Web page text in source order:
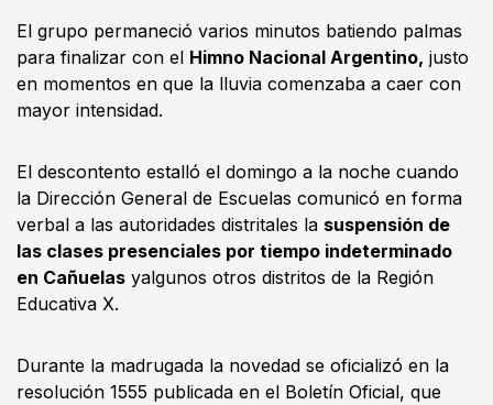
El grupo permaneció varios minutos batiendo palmas
para finalizar con el Himno Nacional Argentino, justo
en momentos en que la lluvia comenzaba a caer con
mayor intensidad.
El descontento estalló el domingo a la noche cuando
la Dirección General de Escuelas comunicó en forma
verbal a las autoridades distritales la suspensión de
las clases presenciales por tiempo indeterminado
en Cañuelas yalgunos otros distritos de la Región
Educativa X.
Durante la madrugada la novedad se oficializó en la
resolución 1555 publicada en el Boletín Oficial, que